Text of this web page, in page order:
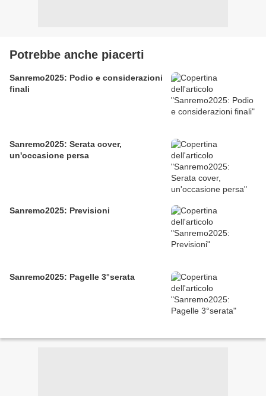
Potrebbe anche piacerti
Sanremo2025: Podio e considerazioni
finali
Sanremo2025: Serata cover,
un'occasione persa
Sanremo2025: Previsioni
Sanremo2025: Pagelle 3°serata